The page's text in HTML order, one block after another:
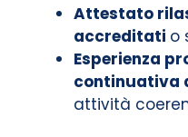
Attestato
accreditati o
Esperienza
continuativa
attività